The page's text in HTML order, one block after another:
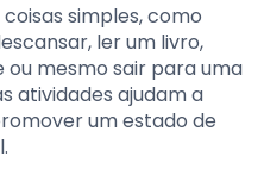
simples, como
ler um livro,
mesmo sair para uma
atividades ajudam a
um estado de